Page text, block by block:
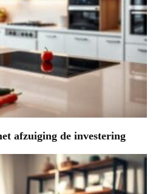
afzuiging de investering